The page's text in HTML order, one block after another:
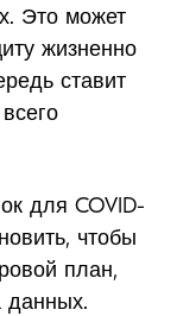
Это может
жизненно
ставит
для COVID-
чтобы
план,
данных.